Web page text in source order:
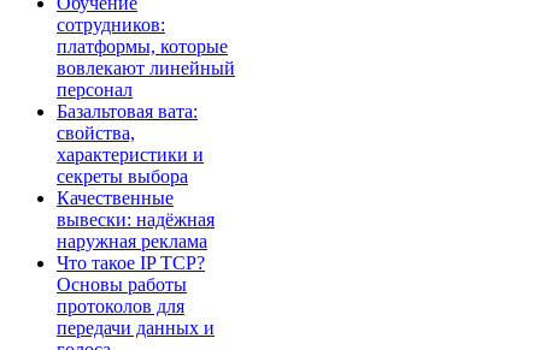
сотрудников:
платформы, которые
вовлекают линейный
персонал
Базальтовая вата:
свойства,
характеристики и
секреты выбора
Качественные
вывески: надёжная
наружная реклама
Что такое IP TCP?
Основы работы
протоколов для
передачи данных и